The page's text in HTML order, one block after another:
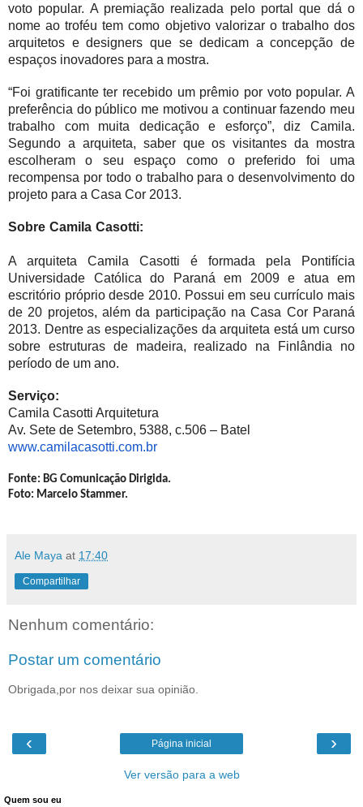
voto popular. A premiação realizada pelo portal que dá o
nome ao troféu tem como objetivo valorizar o trabalho dos
arquitetos e designers que se dedicam a concepção de
espaços inovadores para a mostra.
“Foi gratificante ter recebido um prêmio por voto popular. A
preferência do público me motivou a continuar fazendo meu
trabalho com muita dedicação e esforço”, diz Camila.
Segundo a arquiteta, saber que os visitantes da mostra
escolheram o seu espaço como o preferido foi uma
recompensa por todo o trabalho para o desenvolvimento do
projeto para a Casa Cor 2013.
Sobre Camila Casotti:
A arquiteta Camila Casotti é formada pela Pontifícia
Universidade Católica do Paraná em 2009 e atua em
escritório próprio desde 2010. Possui em seu currículo mais
de 20 projetos, além da participação na Casa Cor Paraná
2013. Dentre as especializações da arquiteta está um curso
sobre estruturas de madeira, realizado na Finlândia no
período de um ano.
Serviço:
Camila Casotti Arquitetura
Av. Sete de Setembro, 5388, c.506 – Batel
www.camilacasotti.com.br
Fonte: BG Comunicação Dirigida.
Foto: Marcelo Stammer.
Ale Maya at 17:40
Compartilhar
Nenhum comentário:
Postar um comentário
Obrigada,por nos deixar sua opinião.
‹ ›
Página inicial
Ver versão para a web
Quem sou eu